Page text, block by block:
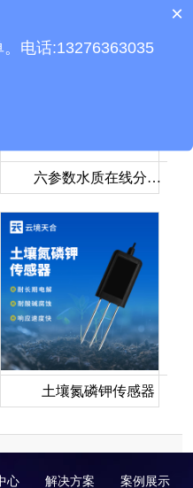
六参数水质在线分析仪
土壤氮磷钾传感器
心 解决方案 案例展示
产品包含安装吗？
×
电话:13276363035